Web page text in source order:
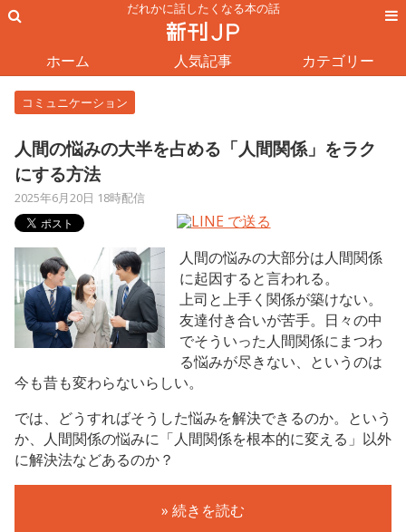
だれかに話したくなる本の話
ホーム 人気記事 カテゴリー
コミュニケーション
人間の悩みの大半を占める「人間関係」をラク
にする方法
2025年6月20日 18時配信
人間の悩みの大部分は人間関係
に起因すると言われる。
上司と上手く関係が築けない。
友達付き合いが苦手。日々の中
でそういった人間関係にまつわ
る悩みが尽きない、というのは
今も昔も変わらないらしい。
では、どうすればそうした悩みを解決できるのか。という
か、人間関係の悩みに「人間関係を根本的に変える」以外
に解決法などあるのか？
» 続きを読む